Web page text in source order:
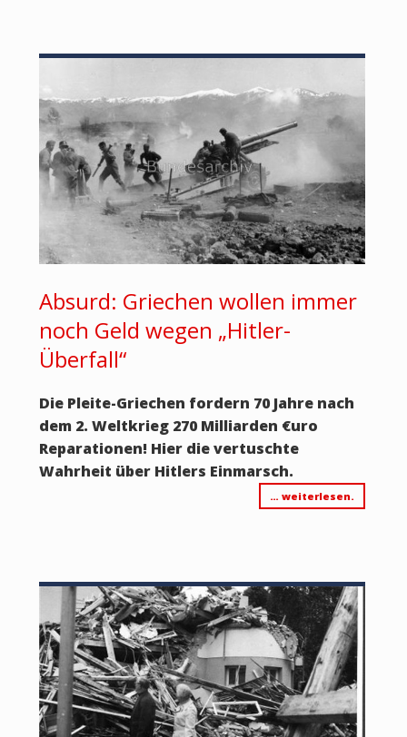
Absurd: Griechen wollen immer
noch Geld wegen „Hitler-
Überfall“
Die Pleite-Griechen fordern 70 Jahre nach
dem 2. Weltkrieg 270 Milliarden €uro
Reparationen! Hier die vertuschte
Wahrheit über Hitlers Einmarsch.
… weiterlesen.